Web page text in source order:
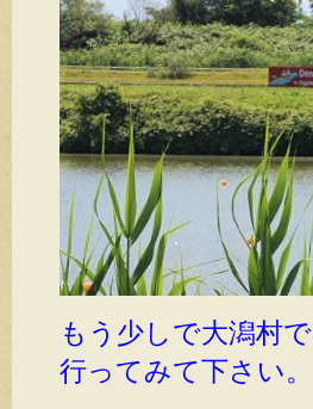
もう少しで大潟村
行ってみて下さい。